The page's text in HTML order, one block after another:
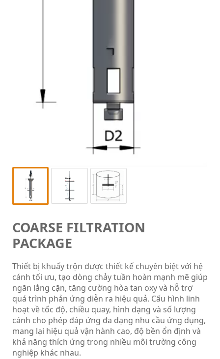
COARSE FILTRATION
PACKAGE
Thiết bị khuấy trộn được thiết kế chuyên biệt với hệ
cánh tối ưu, tạo dòng chảy tuần hoàn mạnh mẽ giúp
ngăn lắng cặn, tăng cường hòa tan oxy và hỗ trợ
quá trình phản ứng diễn ra hiệu quả. Cấu hình linh
hoạt về tốc độ, chiều quay, hình dạng và số lượng
cánh cho phép đáp ứng đa dạng nhu cầu ứng dụng,
mang lại hiệu quả vận hành cao, độ bền ổn định và
khả năng thích ứng trong nhiều môi trường công
nghiệp khác nhau.